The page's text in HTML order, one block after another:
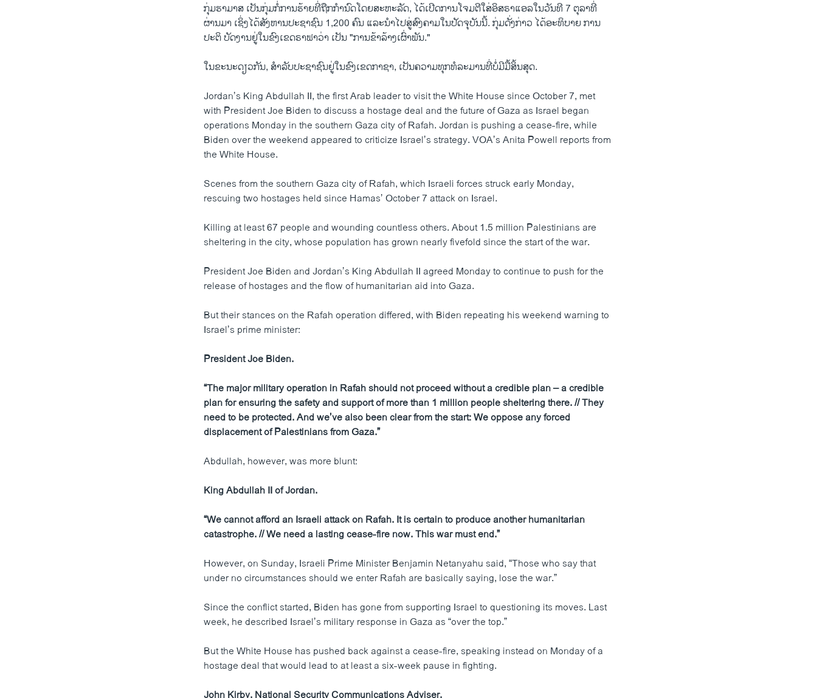
ກຸ່ມຮາ​ມາສ ເປັນກຸ່ມ​ກໍ່​ການ​ຮ້າຍ​ທີ່ຖືກ​ກຳນົດໂດຍ​ສະຫະລັດ, ​ໄດ້​ເປີດ​ການ​ໂຈມ​ຕີໃສ່ອິສຣາແອລ​ໃນ​ວັນ​ທີ 7 ຕຸລາ​ທີ່
ຜ່ານມາ ເຊິ່ງ​ໄດ້​ສັງຫານປະຊາຊົນ 1,200 ຄົນ ​ແລະນໍາໄປສູ່​ສົງຄາມ​ໃນ​ປັດຈຸ​ບັນນີ້. ກຸ່ມດັ່ງກ່າວ ໄດ້ອະທິບາຍ ການ
ປະຕິ ບັດງານຢູ່ໃນຂົງເຂດຣາຟາວ່າ ເປັນ "ການຂ້າລ້າງເຜົ່າພັນ."
ໃນ​ຂະ​ນະ​ດຽວ​ກັນ, ສໍາ​ລັບ​ປະ​ຊາ​ຊົນ​ຢູ່ໃນຂົງເຂດກາຊາ, ເປັນຄວາມ​ທຸກ​ທໍ​ລະ​ມານ​ທີ່ບໍ່​ມີ​ມື້​ສິ້ນ​ສຸດ.
Jordan’s King Abdullah II, the first Arab leader to visit the White House since October 7, met
with President Joe Biden to discuss a hostage deal and the future of Gaza as Israel began
operations Monday in the southern Gaza city of Rafah. Jordan is pushing a cease-fire, while
Biden over the weekend appeared to criticize Israel’s strategy. VOA’s Anita Powell reports from
the White House.
Scenes from the southern Gaza city of Rafah, which Israeli forces struck early Monday,
rescuing two hostages held since Hamas’ October 7 attack on Israel.
Killing at least 67 people and wounding countless others. About 1.5 million Palestinians are
sheltering in the city, whose population has grown nearly fivefold since the start of the war.
President Joe Biden and Jordan’s King Abdullah II agreed Monday to continue to push for the
release of hostages and the flow of humanitarian aid into Gaza.
But their stances on the Rafah operation differed, with Biden repeating his weekend warning to
Israel’s prime minister:
President Joe Biden.
“The major military operation in Rafah should not proceed without a credible plan – a credible
plan for ensuring the safety and support of more than 1 million people sheltering there. // They
need to be protected. And we’ve also been clear from the start: We oppose any forced
displacement of Palestinians from Gaza.”
Abdullah, however, was more blunt:
King Abdullah II of Jordan.
“We cannot afford an Israeli attack on Rafah. It is certain to produce another humanitarian
catastrophe. // We need a lasting cease-fire now. This war must end.”
However, on Sunday, Israeli Prime Minister Benjamin Netanyahu said, “Those who say that
under no circumstances should we enter Rafah are basically saying, lose the war.”
Since the conflict started, Biden has gone from supporting Israel to questioning its moves. Last
week, he described Israel’s military response in Gaza as “over the top.”
But the White House has pushed back against a cease-fire, speaking instead on Monday of a
hostage deal that would lead to at least a six-week pause in fighting.